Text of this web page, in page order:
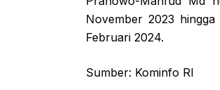
November 2023
Februari 2024.
Sumber: Kominfo RI